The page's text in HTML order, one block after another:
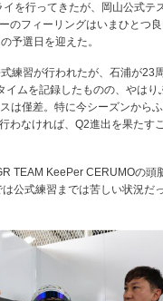
イを行ってきたが、岡山公式テ
のフィーリングはいまひとつ
予選日を迎えた。
練習が行われたが、石浦が23
ムを記録したものの、やはり
は僅差。特に今シーズンから
わなければ、Q2進出を果たす
TEAM KeePer CERUMOの頭
公式練習までは苦しい状況だ